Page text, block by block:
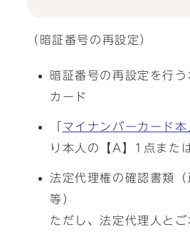
（暗証番号の再設定）
暗証番号の再設定を行
カード
マイナンバーカード
り本人の【A】1点また
法定代理権の確認書類
等）
ただし、法定代理人と